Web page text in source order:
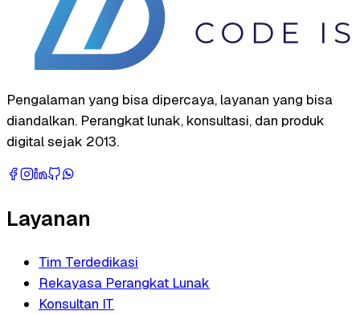
Pengalaman yang bisa dipercaya, layanan yang bisa
diandalkan. Perangkat lunak, konsultasi, dan produk
digital sejak 2013.
Layanan
Tim Terdedikasi
Rekayasa Perangkat Lunak
Konsultan IT